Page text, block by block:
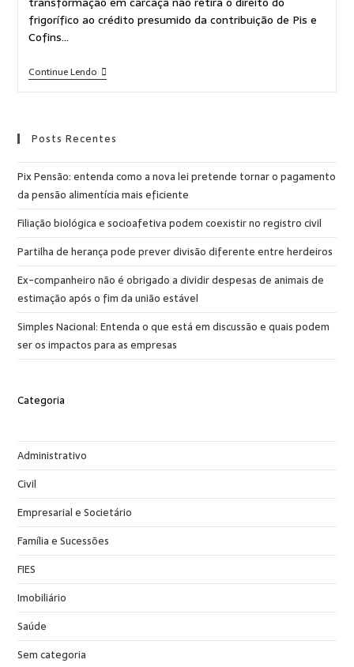
frigorífico ao crédito presumido da contribuição de Pis e
Cofins…
Continue Lendo
Posts Recentes
Pix Pensão: entenda como a nova lei pretende tornar o pagamento
da pensão alimentícia mais eficiente
Filiação biológica e socioafetiva podem coexistir no registro civil
Partilha de herança pode prever divisão diferente entre herdeiros
Ex-companheiro não é obrigado a dividir despesas de animais de
estimação após o fim da união estável
Simples Nacional: Entenda o que está em discussão e quais podem
ser os impactos para as empresas
Categoria
Administrativo
Civil
Empresarial e Societário
Família e Sucessões
FIES
Imobiliário
Saúde
Sem categoria